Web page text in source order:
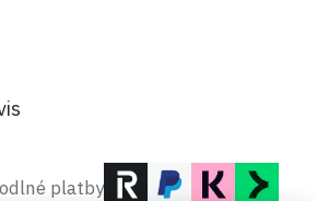
platby